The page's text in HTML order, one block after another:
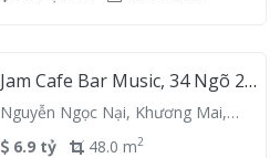
Jam Cafe Bar Music, 34 Ngõ 26
Vương Thừa Vũ, Quận Thanh
Xuân, Hanoi 120700, Vietnam
Nguyễn Ngọc Nại, Khương Mai,
Thanh Xuân, Hà Nội
6.9 tỷ 48.0 m2